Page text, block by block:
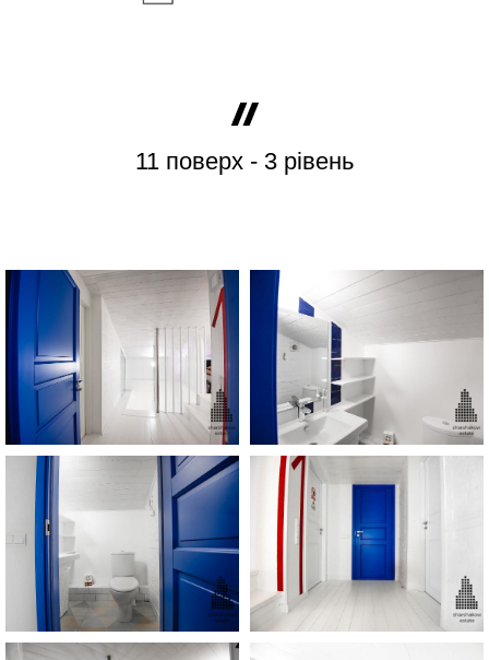
11 поверх - 3 рівень